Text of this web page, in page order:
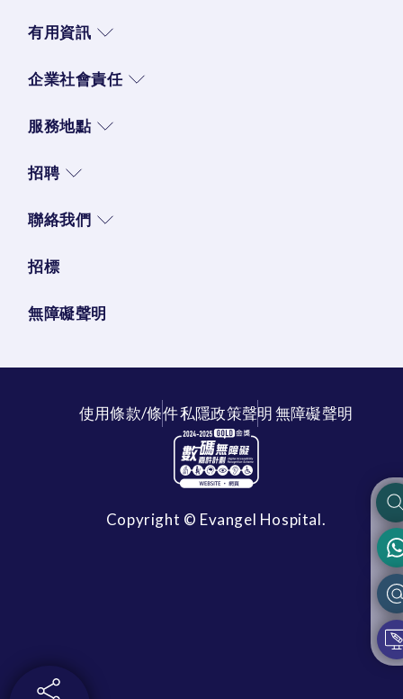
有用資訊
企業社會責任
服務地點
招聘
聯絡我們
招標
無障礙聲明
使用條款/條件私隱政策聲明無障礙聲明
Copyright © Evangel Hospital.